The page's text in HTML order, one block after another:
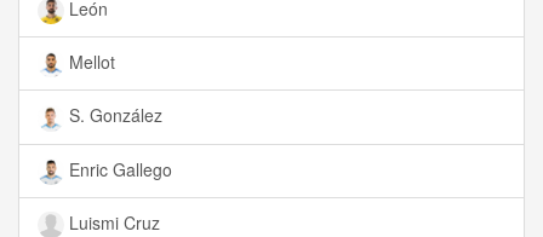
León
Mellot
S. González
Enric Gallego
Luismi Cruz